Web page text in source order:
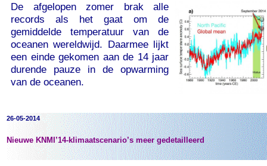
De afgelopen zomer brak alle
records als het gaat om de
gemiddelde temperatuur van de
oceanen wereldwijd. Daarmee lijkt
een einde gekomen aan de 14 jaar
durende pauze in de opwarming
van de oceanen.
26-05-2014
Nieuwe KNMI’14-klimaatscenario’s meer gedetailleerd